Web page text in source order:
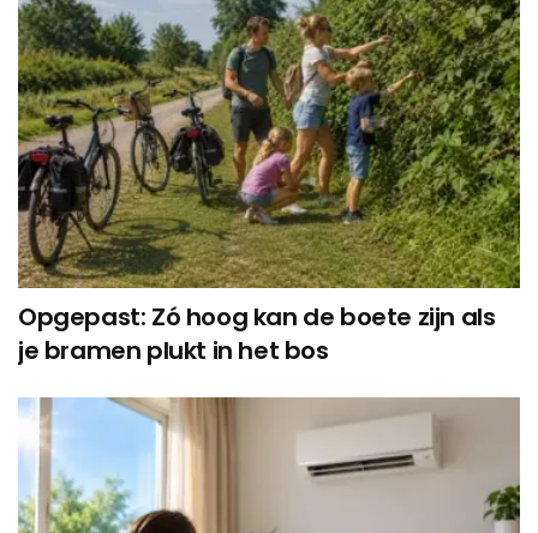
Opgepast: Zó hoog kan de boete zijn als
je bramen plukt in het bos